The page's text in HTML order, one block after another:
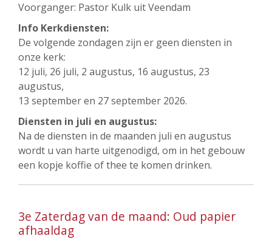
Voorganger: Pastor Kulk uit Veendam
Info Kerkdiensten:
De volgende zondagen zijn er geen diensten in
onze kerk:
12 juli, 26 juli, 2 augustus, 16 augustus, 23
augustus,
13 september en 27 september 2026.
Diensten in juli en augustus:
Na de diensten in de maanden juli en augustus
wordt u van harte uitgenodigd, om in het gebouw
een kopje koffie of thee te komen drinken.
3e Zaterdag van de maand: Oud papier
afhaaldag